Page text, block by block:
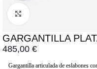
GARGANTILLA
485,00 €
Gargantilla articulada de eslabones